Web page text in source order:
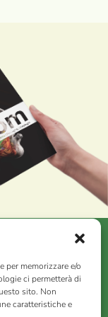
per memorizzare e/o
ci permetterà di
sito. Non
caratteristiche e
s.r.l.
versato |
n. 117066